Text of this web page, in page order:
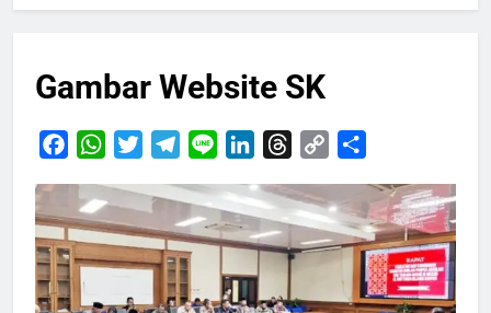
Gambar Website SK
FacebookWhatsApp
TwitterTelegram
Line LinkedInThreads
Copy